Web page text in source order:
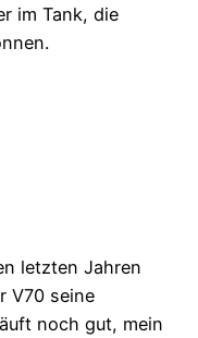
im Tank, die
letzten Jahren
V70 seine
noch gut, mein